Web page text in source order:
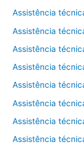
Assistência
Assistência
Assistência
Assistência
Assistência
Assistência
Assistência
Assistência